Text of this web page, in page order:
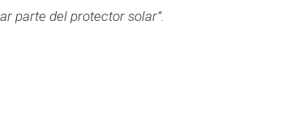
parte del protector solar”.